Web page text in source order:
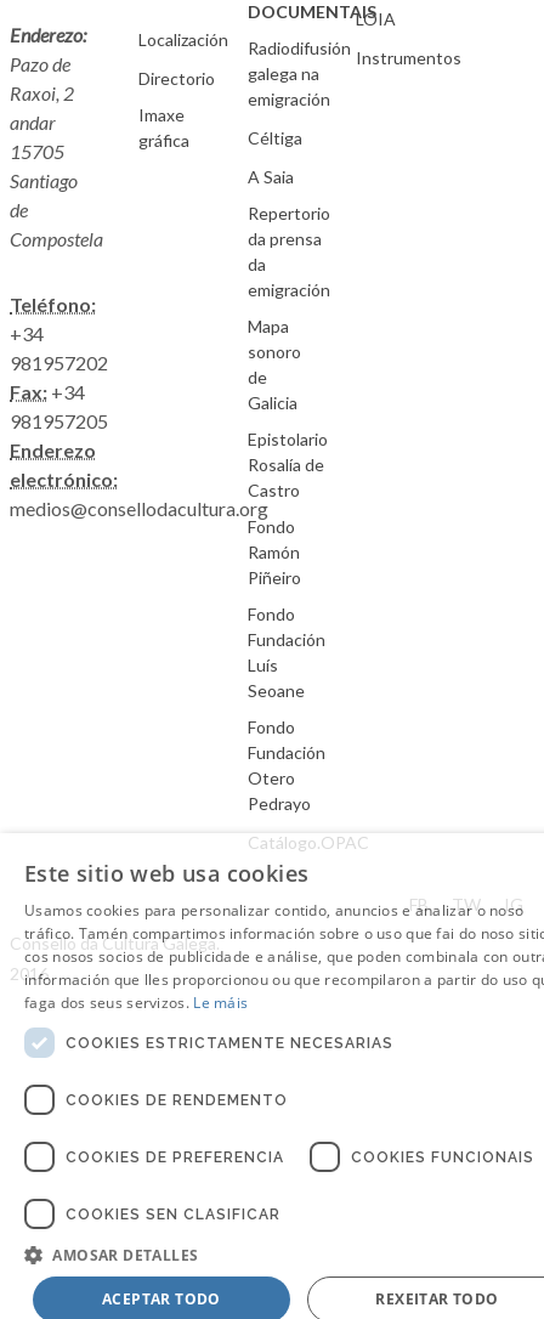
Enderezo:
Pazo de
Raxoi, 2
andar
15705
Santiago
de
Compostela
Teléfono:
+34
981957202
Fax: +34
981957205
Enderezo
electrónico:
medios@consellodacultura.org
Localización
Directorio
Imaxe
gráfica
DOCUMENTAIS
Radiodifusión
galega na
emigración
Céltiga
A Saia
Repertorio
da prensa
da
emigración
Mapa
sonoro
de
Galicia
Epistolario
Rosalía de
Castro
Fondo
Ramón
Piñeiro
Fondo
Fundación
Luís
Seoane
Fondo
Fundación
Otero
Pedrayo
Catálogo.OPAC
LOIA
Instrumentos
Aviso Legal
Consello da Cultura Galega.
2016
FB TW IG
Este sitio web usa cookies
Usamos cookies para personalizar contido, anuncios e analizar o noso
tráfico. Tamén compartimos información sobre o uso que fai do noso
cos nosos socios de publicidade e análise, que poden combinala con
información que lles proporcionou ou que recompilaron a partir do uso
faga dos seus servizos. Le máis
COOKIES ESTRICTAMENTE NECESARIAS
COOKIES DE RENDEMENTO
COOKIES DE PREFERENCIA COOKIES FUNCIONAIS
COOKIES SEN CLASIFICAR
AMOSAR DETALLES
ACEPTAR TODO REXEITAR TODO